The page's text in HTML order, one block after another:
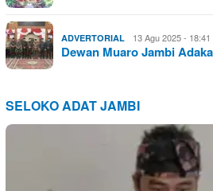
ADVERTORIAL 13 Agu 2025 - 18:41
Dewan Muaro Jambi
SELOKO ADAT JAMBI